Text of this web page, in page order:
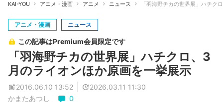
KAI-YOU アニメ・漫画 アニメ ニュース 「羽海野チカの世界展」ハチク
アニメ・漫画 ニュース
この記事はPremium会員限定です
「羽海野チカの世界展」ハチクロ、3
月のライオンほか原画を一挙展示
2016.06.10 13:52
2026.03.11 11:30
かまたあつし
0